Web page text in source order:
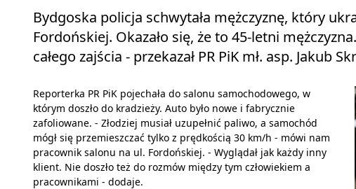
Bydgoska policja schwytała mężczyznę, który
Fordońskiej. Okazało się, że to 45-letni
całego zajścia - przekazał PR PiK mł. asp. Jakub
Reporterka PR PiK pojechała do salonu samochodowego, w
którym doszło do kradzieży. Auto było nowe i fabrycznie
zafoliowane. - Złodziej musiał uzupełnić paliwo, a samochód
mógł się przemieszczać tylko z prędkością 30 km/h - mówi nam
pracownik salonu na ul. Fordońskiej. - Wyglądał jak każdy inny
klient. Nie doszło też do rozmów między tym człowiekiem a
pracownikami - dodaje.